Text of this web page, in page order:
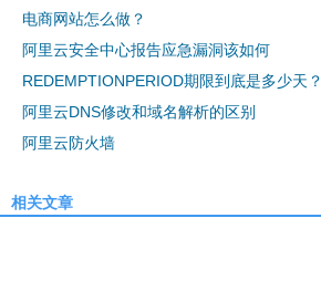
电商网站怎么做？
阿里云安全中心报告应急漏洞该如何
REDEMPTIONPERIOD期限到底是多少天？
阿里云DNS修改和域名解析的区别
阿里云防火墙
相关文章